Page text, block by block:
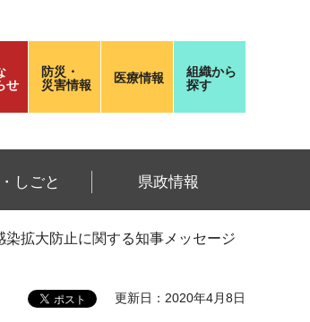
せ
防災・
災害情報
医療情報
組織から
探す
しごと 県政情報
拡大防止に関する知事メッセージ
更新日：2020年4月8日